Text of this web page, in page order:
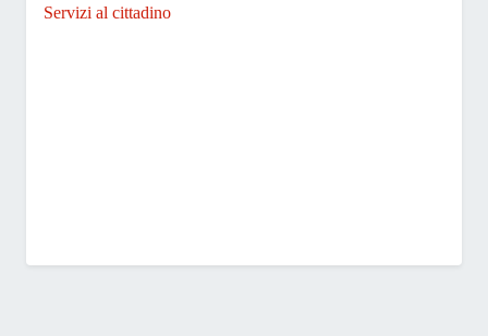
Servizi al cittadino